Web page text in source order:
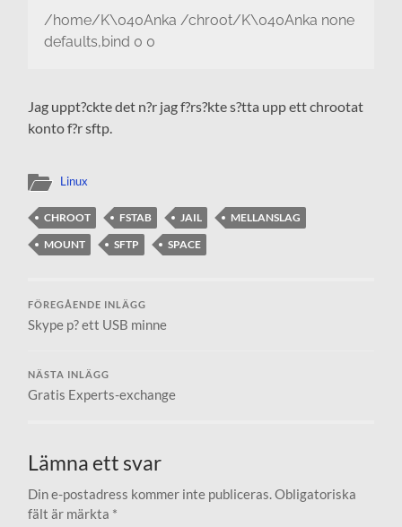
/home/K\040Anka /chroot/K\040Anka none
defaults,bind 0 0
Jag uppt?ckte det n?r jag f?rs?kte s?tta upp ett chrootat
konto f?r sftp.
Linux
CHROOT FSTAB JAIL
MELLANSLAG
MOUNT
SFTP SPACE
FÖREGÅENDE INLÄGG
Skype p? ett USB minne
NÄSTA INLÄGG
Gratis Experts-exchange
Lämna ett svar
Din e-postadress kommer inte publiceras.Obligatoriska
fält är märkta *